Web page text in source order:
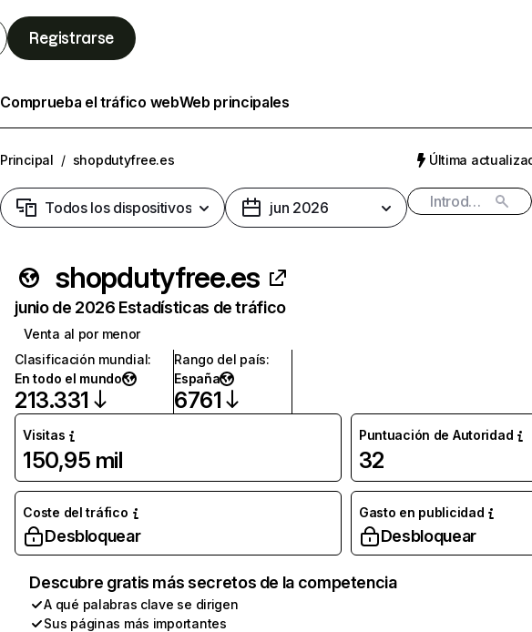
Registrarse
Comprueba el tráfico webWeb principales
Principal / shopdutyfree.es Última
Todos los dispositivos jun 2026
shopdutyfree.es
junio de 2026 Estadísticas de tráfico
Venta al por menor
Clasificación mundial:
En todo el mundo
213.331
Rango del país:
España
6761
Visitas
150,95 mil
Puntuación de Autoridad
32
Coste del tráfico
Desbloquear
Gasto en publicidad
Desbloquear
Descubre gratis más secretos de la competencia
A qué palabras clave se dirigen
Sus páginas más importantes